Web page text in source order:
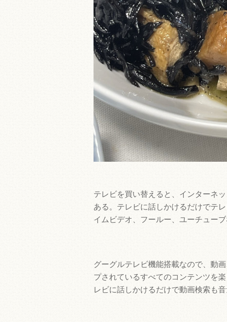
テレビを買い替えると、インターネ
ある。テレビに話しかけるだけでテ
イムビデオ、フールー、ユーチュー
グーグルテレビ機能搭載なので、動
プされているすべてのコンテンツを
レビに話しかけるだけで動画検索も